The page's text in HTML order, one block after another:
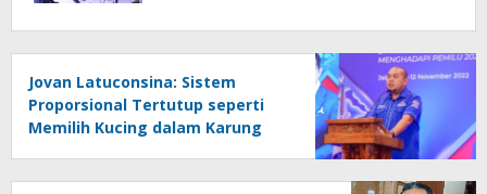
Jovan Latuconsina: Sistem
Proporsional Tertutup seperti
Memilih Kucing dalam Karung